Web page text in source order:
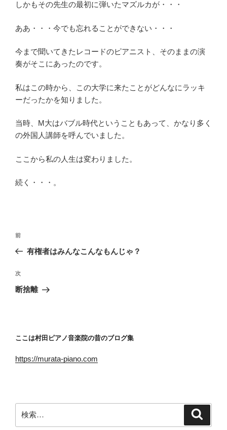
しかもその先生の最初に弾いたマズルカが・・・
ああ・・・今でも忘れることができない・・・
今まで聞いてきたレコードのピアニスト、そのままの演
奏がそこにあったのです。
私はこの時から、この大学に来たことがどんなにラッキ
ーだったかを知りました。
当時、M大はバブル時代ということもあって、かなり多く
の外国人講師を呼んでいました。
ここから私の人生は変わりました。
続く・・・。
投
ビ
ゲ
ン
前
の
稿
前
有権者はみんなこんなもんじゃ？
次
の
次
断捨離
ここは村田ピアノ音楽院の昔のブログ集
https://murata-piano.com
索: